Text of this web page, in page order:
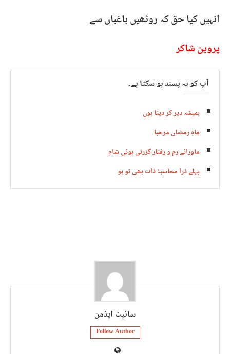
انہیں کیا حق کہ روٹھیں باغباں سے
پروین شاکر
آپ کو یہ پسند ہو سکتا ہے۔
ہمیشہ دیر کر دیتا ہوں
ماہِ رمضاں مرحبا
ماورائے رم و رفتار گزرتی ہوئی شام
پہلے ذرا محاسبۂ ذات بھی تو ہو
سائیٹ ایڈمن
Follow Author